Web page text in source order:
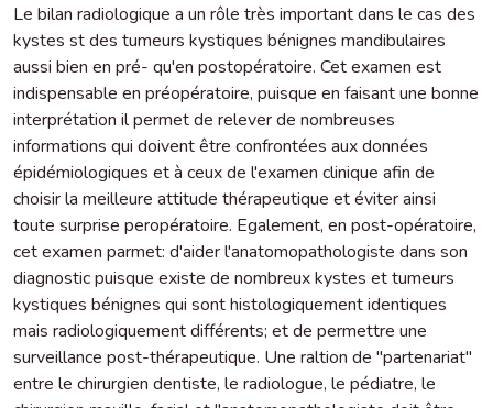
Le bilan radiologique a un rôle très important dans le cas des
kystes st des tumeurs kystiques bénignes mandibulaires
aussi bien en pré- qu'en postopératoire. Cet examen est
indispensable en préopératoire, puisque en faisant une bonne
interprétation il permet de relever de nombreuses
informations qui doivent être confrontées aux données
épidémiologiques et à ceux de l'examen clinique afin de
choisir la meilleure attitude thérapeutique et éviter ainsi
toute surprise peropératoire. Egalement, en post-opératoire,
cet examen parmet: d'aider l'anatomopathologiste dans son
diagnostic puisque existe de nombreux kystes et tumeurs
kystiques bénignes qui sont histologiquement identiques
mais radiologiquement différents; et de permettre une
surveillance post-thérapeutique. Une raltion de "partenariat"
entre le chirurgien dentiste, le radiologue, le pédiatre, le